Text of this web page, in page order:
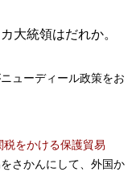
大統領はだれか。
ューディール政策をお
をかける保護貿易
さかんにして、外国か